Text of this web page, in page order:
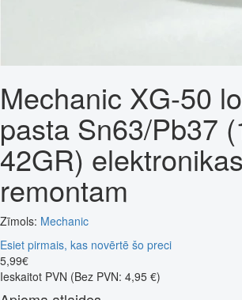
Mechanic XG-50
pasta Sn63/Pb37
42GR) elektronikas
remontam
Zīmols: Mechanic
Esiet pirmais, kas novērtē šo preci
5,99€
Ieskaitot PVN (Bez PVN: 4,95 €)